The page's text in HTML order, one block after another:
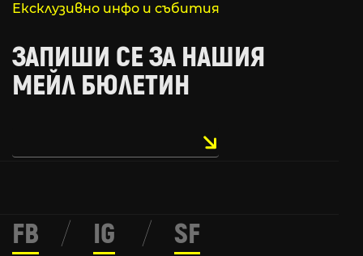
Ексклузивно инфо и събития
ЗАПИШИ СЕ ЗА НАШИЯ
МЕЙЛ БЮЛЕТИН
FB / IG / SF